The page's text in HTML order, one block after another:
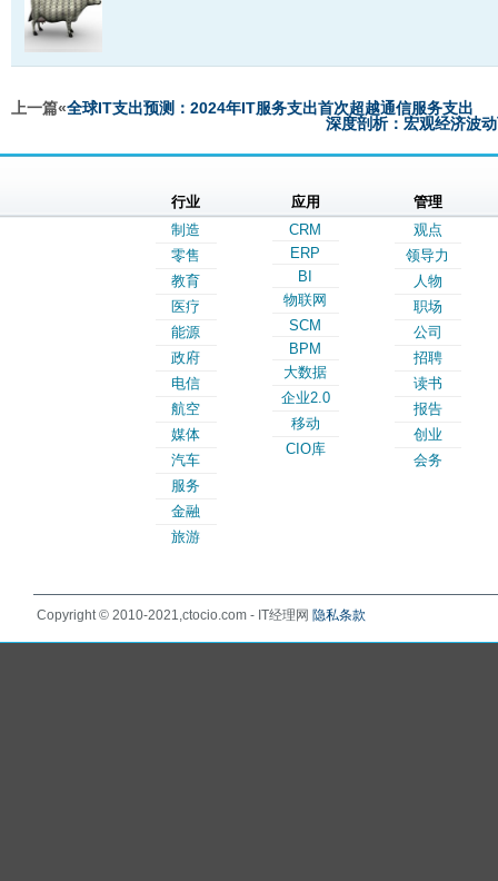
上一篇«全球IT支出预测：2024年IT服务支出首次超越通信服务支出
深度剖析：宏观经济波
行业
制造
零售
教育
医疗
能源
政府
电信
航空
媒体
汽车
服务
金融
旅游
应用
CRM
ERP
BI
物联网
SCM
BPM
大数据
企业2.0
移动
CIO库
管理
观点
领导力
人物
职场
公司
招聘
读书
报告
创业
会务
Copyright © 2010-2021,ctocio.com - IT经理网 隐私条款